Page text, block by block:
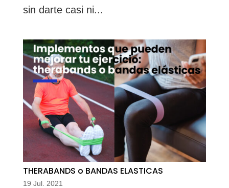
sin darte casi ni...
THERABANDS o BANDAS ELASTICAS
19 Jul. 2021